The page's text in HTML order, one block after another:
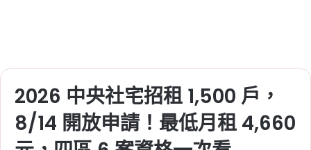
2026 中央社宅招租 1,500 戶，
8/14 開放申請！最低月租 4,660